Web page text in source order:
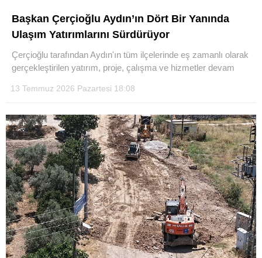
Başkan Çerçioğlu Aydın’ın Dört Bir Yanında
Ulaşım Yatırımlarını Sürdürüyor
Çerçioğlu tarafından Aydın'ın tüm ilçelerinde eş zamanlı olarak
gerçekleştirilen yatırım, proje, çalışma ve hizmetler devam
13 Temmuz 2026 Pazartesi 18:08